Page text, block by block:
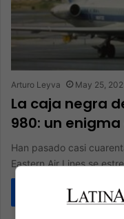
Arturo Leyva May 25,
La caja negra
980: un
Han pasado casi
Eastern Air Lines se
Read More »